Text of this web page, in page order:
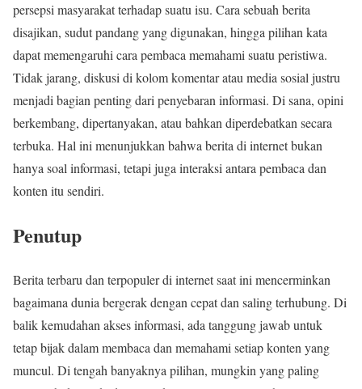
persepsi masyarakat terhadap suatu isu. Cara sebuah berita
disajikan, sudut pandang yang digunakan, hingga pilihan kata
dapat memengaruhi cara pembaca memahami suatu peristiwa.
Tidak jarang, diskusi di kolom komentar atau media sosial justru
menjadi bagian penting dari penyebaran informasi. Di sana, opini
berkembang, dipertanyakan, atau bahkan diperdebatkan secara
terbuka. Hal ini menunjukkan bahwa berita di internet bukan
hanya soal informasi, tetapi juga interaksi antara pembaca dan
konten itu sendiri.
Penutup
Berita terbaru dan terpopuler di internet saat ini mencerminkan
bagaimana dunia bergerak dengan cepat dan saling terhubung. Di
balik kemudahan akses informasi, ada tanggung jawab untuk
tetap bijak dalam membaca dan memahami setiap konten yang
muncul. Di tengah banyaknya pilihan, mungkin yang paling